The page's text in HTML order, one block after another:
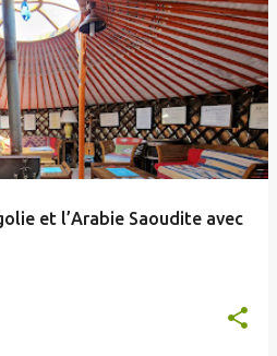
et l’Arabie Saoudite avec